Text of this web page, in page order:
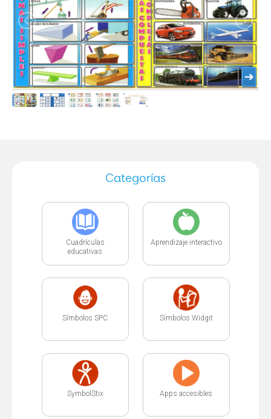
Categorías
Cuadrículas
educativas
Aprendizaje interactivo
Símbolos SPC Símbolos Widgit
SymbolStix Apps accesibles